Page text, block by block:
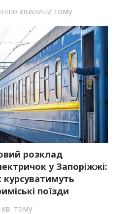
хвилини тому
розклад
у Запоріжжі:
курсуватимуть
поїзди
хв. тому